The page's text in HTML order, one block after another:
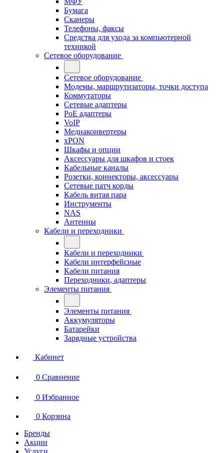
Бумага
Сканеры
Телефоны, факсы
Средства для ухода за компьютерной
техникой
Сетевое оборудование
Сетевое оборудование
Модемы, маршрутизаторы, точки доступа
Коммутаторы
Сетевые адаптеры
PoE адаптеры
VoIP
Медиаконвертеры
xPON
Шкафы и опции
Аксессуары для шкафов и стоек
Кабельные каналы
Розетки, коннекторы, аксессуары
Сетевые патч корды
Кабель витая пара
Инструменты
NAS
Антенны
Кабели и переходники
Кабели и переходники
Кабели интерфейсные
Кабели питания
Переходники, адаптеры
Элементы питания
Элементы питания
Аккумуляторы
Батарейки
Зарядные устройства
Кабинет
0 Сравнение
0 Избранное
0 Корзина
Бренды
Акции
Услуги